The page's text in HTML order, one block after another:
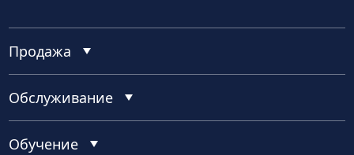
Продажа
Обслуживание
Обучение